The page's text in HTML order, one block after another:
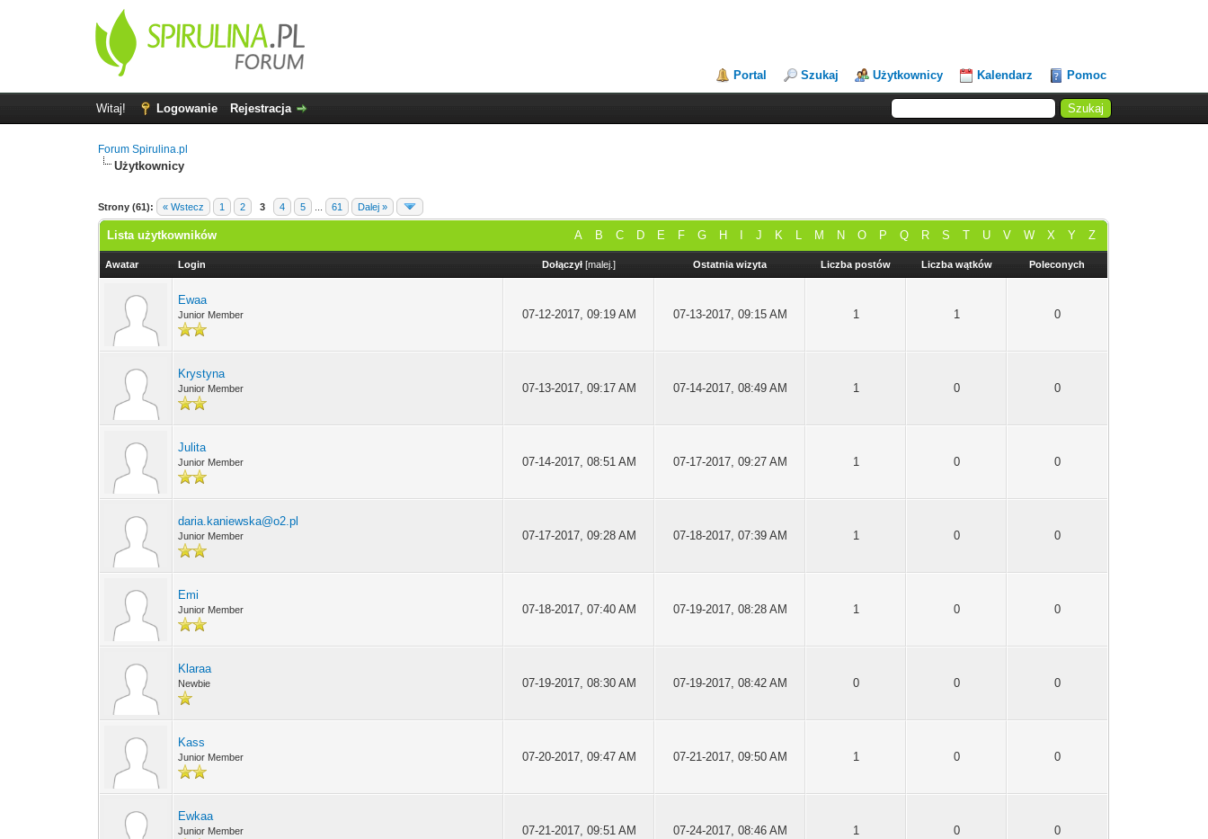
Portal Szukaj Użytkownicy Kalendarz Pomoc
Witaj! Logowanie Rejestracja
Forum Spirulina.pl
Użytkownicy
Strony (61): « Wstecz 1 2 3 4 5 61 Dalej »
A B C D E F G H J K L M N O P Q R S T U V W X Y Z
Lista użytkowników
Awatar Login Dołączył [malej.] Ostatnia wizyta Liczba postów Liczba wątków Poleconych
Ewaa
Junior Member 07-12-2017, 09:19 AM 07-13-2017, 09:15 AM 1 1 0
Krystyna
Junior Member 07-13-2017, 09:17 AM 07-14-2017, 08:49 AM 1 0 0
Julita
Junior Member 07-14-2017, 08:51 AM 07-17-2017, 09:27 AM 1 0 0
daria.kaniewska@o2.pl
Junior Member 07-17-2017, 09:28 AM 07-18-2017, 07:39 AM 1 0 0
Emi
Junior Member 07-18-2017, 07:40 AM 07-19-2017, 08:28 AM 1 0 0
Klaraa
Newbie 07-19-2017, 08:30 AM 07-19-2017, 08:42 AM 0 0 0
Kass
Junior Member 07-20-2017, 09:47 AM 07-21-2017, 09:50 AM 1 0 0
Ewkaa
Junior Member 07-21-2017, 09:51 AM 07-24-2017, 08:46 AM 1 0 0